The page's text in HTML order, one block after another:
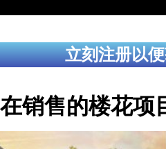
立刻注册以
销售的楼花项